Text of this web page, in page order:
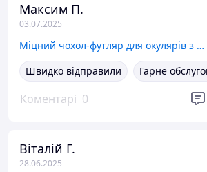
Максим П.
03.07.2025
Міцний чохол-футляр для окулярів з карабіном 17*8*5 хакі
Швидко відправили
Гарне
Коментарі 0
Віталій Г.
28.06.2025